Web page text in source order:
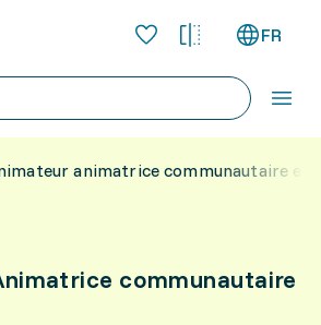
FR
animatrice communautaire es
communautaire